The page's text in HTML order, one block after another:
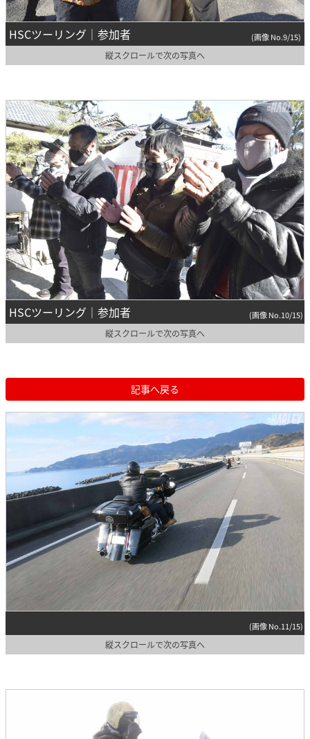
HSCツーリング｜参加者 (画像 No.9/15)
縦スクロールで次の写真へ
HSCツーリング｜参加者 (画像 No.10/15)
縦スクロールで次の写真へ
記事へ戻る
(画像 No.11/15)
縦スクロールで次の写真へ